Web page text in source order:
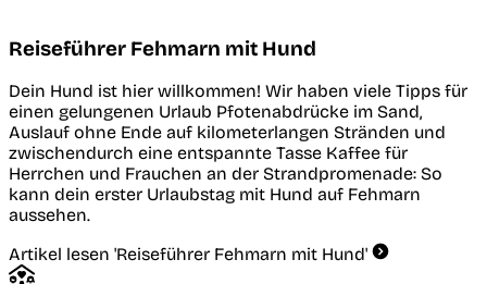
Reiseführer Fehmarn mit Hund
Dein Hund ist hier willkommen! Wir haben viele Tipps für
einen gelungenen Urlaub Pfotenabdrücke im Sand,
Auslauf ohne Ende auf kilometerlangen Stränden und
zwischendurch eine entspannte Tasse Kaffee für
Herrchen und Frauchen an der Strandpromenade: So
kann dein erster Urlaubstag mit Hund auf Fehmarn
aussehen.
Artikel lesen 'Reiseführer Fehmarn mit Hund'